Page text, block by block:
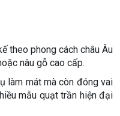
theo phong cách châu Âu
nâu gỗ cao cấp.
làm mát mà còn đóng vai
mẫu quạt trần hiện đại